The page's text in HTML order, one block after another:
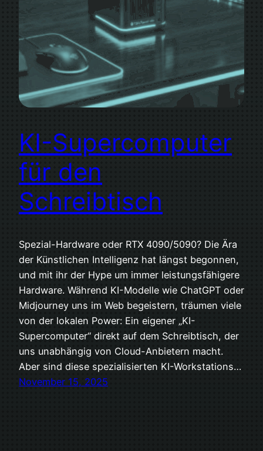
KI-Supercomputer
für den
Schreibtisch
Spezial-Hardware oder RTX 4090/5090? Die Ära
der Künstlichen Intelligenz hat längst begonnen,
und mit ihr der Hype um immer leistungsfähigere
Hardware. Während KI-Modelle wie ChatGPT oder
Midjourney uns im Web begeistern, träumen viele
von der lokalen Power: Ein eigener „KI-
Supercomputer“ direkt auf dem Schreibtisch, der
uns unabhängig von Cloud-Anbietern macht.
Aber sind diese spezialisierten KI-Workstations…
November 15, 2025